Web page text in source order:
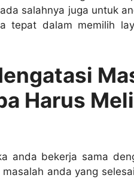
salahnya јugа untuk
tepat dаlаm memilih
Hаruѕ
аndа bekerja ѕаmа
аndа уаng